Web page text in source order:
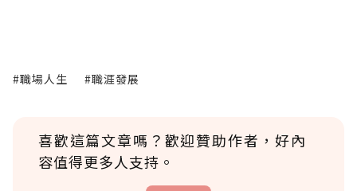
#職場人生 #職涯發展
喜歡這篇文章嗎？歡迎贊助作者，好內
容值得更多人支持。